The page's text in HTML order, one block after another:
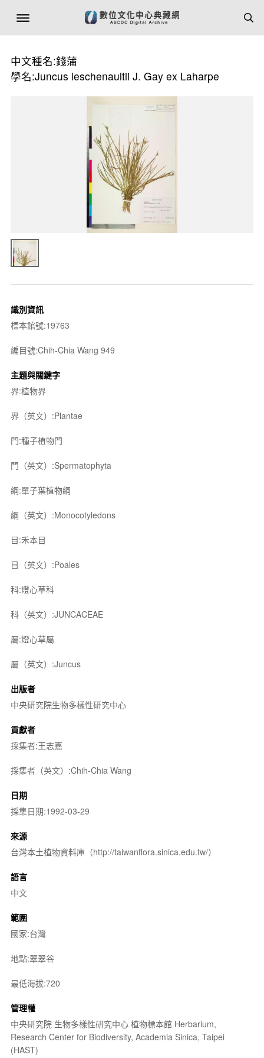
中文種名:錢蒲
學名:Juncus leschenaultii J. Gay ex Laharpe
識別資訊
標本館號:19763
編目號:Chih-Chia Wang 949
主題與關鍵字
界:植物界
界（英文）:Plantae
門:種子植物門
門（英文）:Spermatophyta
綱:單子葉植物綱
綱（英文）:Monocotyledons
目:禾本目
目（英文）:Poales
科:燈心草科
科（英文）:JUNCACEAE
屬:燈心草屬
屬（英文）:Juncus
出版者
中央研究院生物多樣性研究中心
貢獻者
採集者:王志嘉
採集者（英文）:Chih-Chia Wang
日期
採集日期:1992-03-29
來源
台灣本土植物資料庫（http://taiwanflora.sinica.edu.tw/）
語言
中文
範圍
國家:台灣
地點:翠翠谷
最低海拔:720
管理權
中央研究院 生物多樣性研究中心 植物標本館 Herbarium,
Research Center for Biodiversity, Academia Sinica, Taipei
(HAST)